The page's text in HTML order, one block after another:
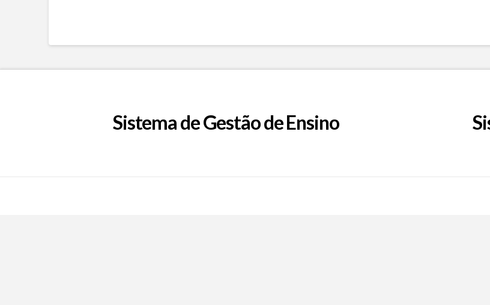
Sistema de Gestão de Ensino